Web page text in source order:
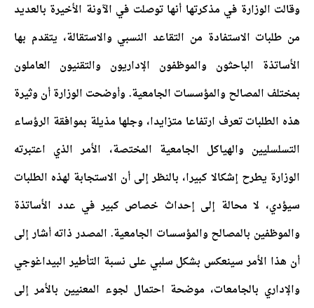
وقالت الوزارة في مذكرتها أنها توصلت في الآونة الأخيرة بالعديد
من طلبات الاستفادة من التقاعد النسبي والاستقالة، يتقدم بها
الأساتذة الباحثون والموظفون الإداريون والتقنيون العاملون
بمختلف المصالح والمؤسسات الجامعية. وأوضحت الوزارة أن وثيرة
هذه الطلبات تعرف ارتفاعا متزايدا، وجلها مذيلة بموافقة الرؤساء
التسلسليين والهياكل الجامعية المختصة، الأمر الذي اعتبرته
الوزارة يطرح إشكالا كبيرا، بالنظر إلى أن الاستجابة لهذه الطلبات
سيؤدي، لا محالة إلى إحداث خصاص كبير في عدد الأساتذة
والموظفين بالمصالح والمؤسسات الجامعية. المصدر ذاته أشار إلى
أن هذا الأمر سينعكس بشكل سلبي على نسبة التأطير البيداغوجي
والإداري بالجامعات، موضحة احتمال لجوء المعنيين بالأمر إلى